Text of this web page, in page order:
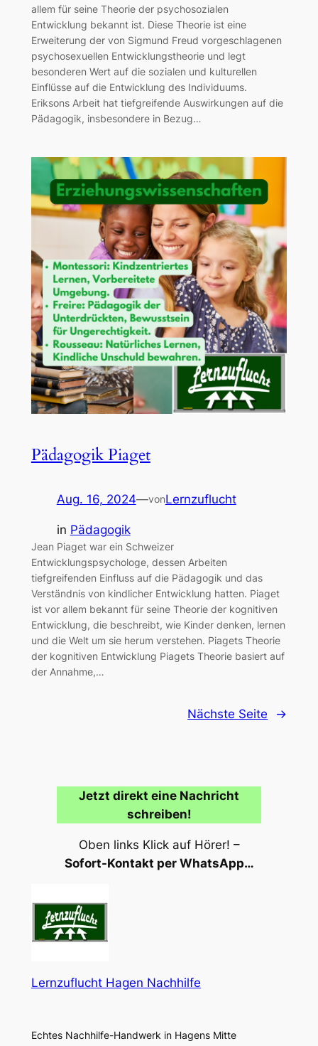
allem für seine Theorie der psychosozialen
Entwicklung bekannt ist. Diese Theorie ist eine
Erweiterung der von Sigmund Freud vorgeschlagenen
psychosexuellen Entwicklungstheorie und legt
besonderen Wert auf die sozialen und kulturellen
Einflüsse auf die Entwicklung des Individuums.
Eriksons Arbeit hat tiefgreifende Auswirkungen auf die
Pädagogik, insbesondere in Bezug…
Pädagogik Piaget
Aug. 16, 2024—vonLernzuflucht
in Pädagogik
Jean Piaget war ein Schweizer
Entwicklungspsychologe, dessen Arbeiten
tiefgreifenden Einfluss auf die Pädagogik und das
Verständnis von kindlicher Entwicklung hatten. Piaget
ist vor allem bekannt für seine Theorie der kognitiven
Entwicklung, die beschreibt, wie Kinder denken, lernen
und die Welt um sie herum verstehen. Piagets Theorie
der kognitiven Entwicklung Piagets Theorie basiert auf
der Annahme,…
Nächste Seite →
Jetzt direkt eine Nachricht
schreiben!
Oben links Klick auf Hörer! –
Sofort-Kontakt per WhatsApp…
Lernzuflucht Hagen Nachhilfe
Echtes Nachhilfe-Handwerk in Hagens Mitte